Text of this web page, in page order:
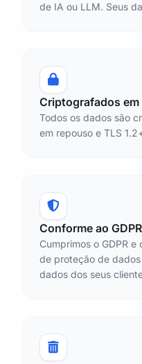
de IA ou LLM. Seus
Criptografados
Todos os dados são
em repouso e TLS
Conforme ao GDPR
Cumprimos o GDPR
de proteção de
dados dos seus